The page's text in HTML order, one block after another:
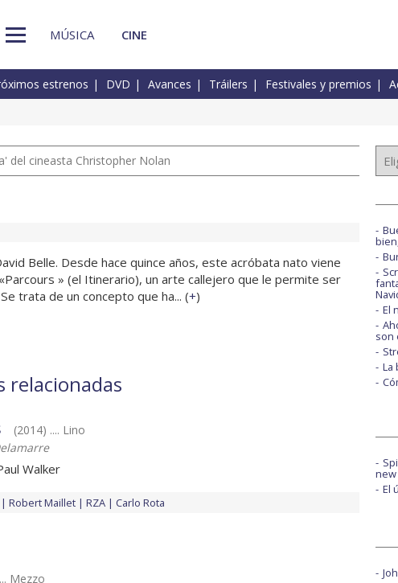
MÚSICA CINE
estrenos DVD Avances Tráilers Festivales y premios
del cineasta Christopher Nolan
Belle. Desde hace quince años, este acróbata nato viene
» (el Itinerario), un arte callejero que le permite ser
trata de un concepto que ha... (+)
relacionadas
(2014) .... Lino
Walker
Robert Maillet RZA Carlo Rota
Mezzo
El
son
La
new
El